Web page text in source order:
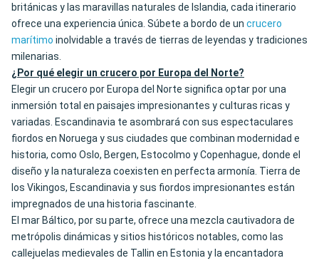
británicas y las maravillas naturales de Islandia, cada itinerario
ofrece una experiencia única. Súbete a bordo de un crucero
marítimo inolvidable a través de tierras de leyendas y tradiciones
milenarias.
¿Por qué elegir un crucero por Europa del Norte?
Elegir un crucero por Europa del Norte significa optar por una
inmersión total en paisajes impresionantes y culturas ricas y
variadas. Escandinavia te asombrará con sus espectaculares
fiordos en Noruega y sus ciudades que combinan modernidad e
historia, como Oslo, Bergen, Estocolmo y Copenhague, donde el
diseño y la naturaleza coexisten en perfecta armonía. Tierra de
los Vikingos, Escandinavia y sus fiordos impresionantes están
impregnados de una historia fascinante.
El mar Báltico, por su parte, ofrece una mezcla cautivadora de
metrópolis dinámicas y sitios históricos notables, como las
callejuelas medievales de Tallin en Estonia y la encantadora